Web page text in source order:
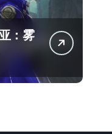
：雾